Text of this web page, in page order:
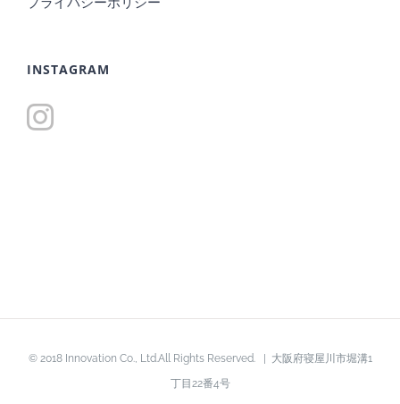
INSTAGRAM
© 2018 Innovation Co., Ltd.All Rights Reserved. | 大阪府寝屋川市堀溝1
丁目22番4号